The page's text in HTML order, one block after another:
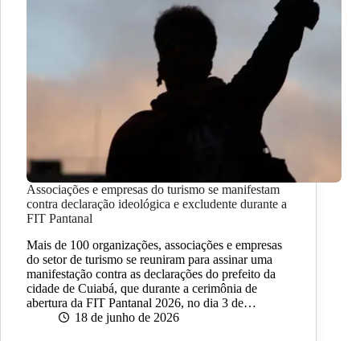
Associações e empresas do turismo se manifestam
contra declaração ideológica e excludente durante a
FIT Pantanal
Mais de 100 organizações, associações e empresas
do setor de turismo se reuniram para assinar uma
manifestação contra as declarações do prefeito da
cidade de Cuiabá, que durante a cerimônia de
abertura da FIT Pantanal 2026, no dia 3 de…
18 de junho de 2026